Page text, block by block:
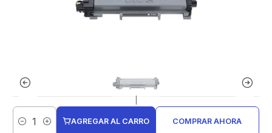
Cantidad
AGREGAR AL CARRO COMPRAR AHORA